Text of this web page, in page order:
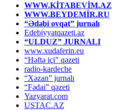
WWW.KİTABEVİM.AZ
WWW.BEYDEMİR.RU
“Ədəbi ovqat” jurnalı
Edebiyyatqazeti.az
“ULDUZ” JURNALI
www.xudaferin.eu
“Həftə içi” qəzeti
radio-kardeche
“Xəzan” jurnalı
“Fədai” qəzeti
Yazyarat.com
USTAC.AZ